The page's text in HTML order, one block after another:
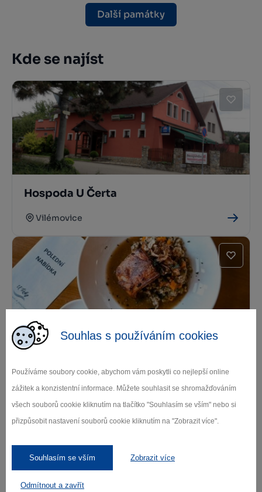
Souhlas s používáním cookies
Používáme soubory cookie, abychom vám poskytli co nejlepší online
zážitek a konzistentní informace. Můžete souhlasit se shromažďováním
všech souborů cookie kliknutím na tlačítko "Souhlasím se vším" nebo si
přizpůsobit nastavení souborů cookie kliknutím na "Zobrazit více".
Souhlasím se vším Zobrazit více
Odmítnout a zavřít
Další památky
Kde se najíst
Hospoda U Čerta
Vilémovice
Restaurace a penzion U Řeky
Ledeč nad Sázavou